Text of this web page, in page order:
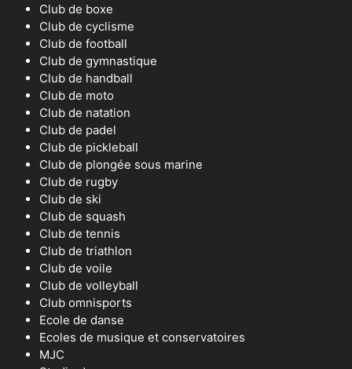
Club de boxe
Club de cyclisme
Club de football
Club de gymnastique
Club de handball
Club de moto
Club de natation
Club de padel
Club de pickleball
Club de plongée sous marine
Club de rugby
Club de ski
Club de squash
Club de tennis
Club de triathlon
Club de voile
Club de volleyball
Club omnisports
Ecole de danse
Ecoles de musique et conservatoires
MJC